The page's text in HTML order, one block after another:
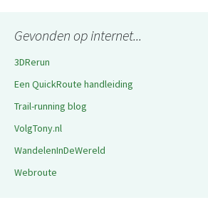
Gevonden op internet...
3DRerun
Een QuickRoute handleiding
Trail-running blog
VolgTony.nl
WandelenInDeWereld
Webroute